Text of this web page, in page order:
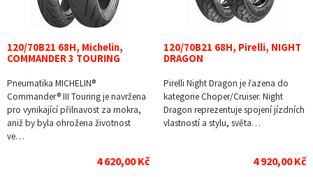
120/70B21 68H, Michelin,
COMMANDER 3 TOURING
Pneumatika MICHELIN®
Commander® III Touring je navržena
pro vynikající přilnavost za mokra,
aniž by byla ohrožena životnost
ve…
4 620,00 Kč
120/70B21 68H, Pirelli, NIGHT
DRAGON
Pirelli Night Dragon je řazena do
kategorie Choper/Cruiser. Night
Dragon reprezentuje spojení jízdních
vlastností a stylu, světa…
4 920,00 Kč